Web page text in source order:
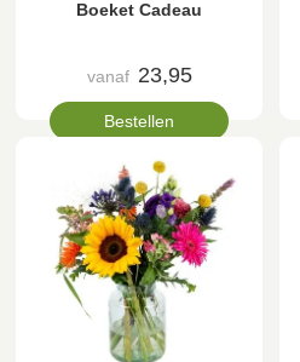
Boeket Cadeau
vanaf 23,95
Bestellen